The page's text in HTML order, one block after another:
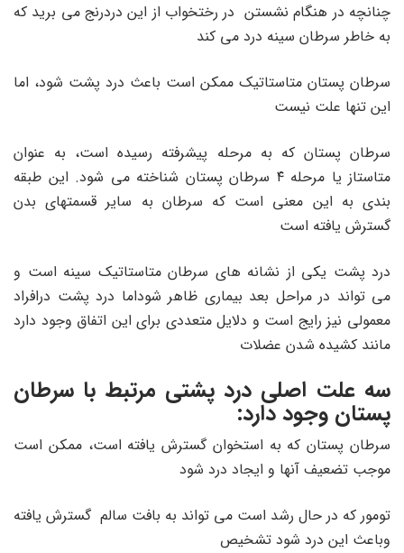
چنانچه در هنگام نشستن در رختخواب از این دردرنج می برید که
به خاطر سرطان سینه درد می کند
سرطان پستان متاستاتیک ممکن است باعث درد پشت شود، اما
این تنها علت نیست
سرطان پستان که به مرحله پیشرفته رسیده است، به عنوان
متاستاز یا مرحله ۴ سرطان پستان شناخته می شود. این طبقه
بندی به این معنی است که سرطان به سایر قسمتهای بدن
گسترش یافته است
درد پشت یکی از نشانه های سرطان متاستاتیک سینه است و
می تواند در مراحل بعد بیماری ظاهر شوداما درد پشت درافراد
معمولی نیز رایج است و دلایل متعددی برای این اتفاق وجود دارد
مانند کشیده شدن عضلات
سه علت اصلی درد پشتی مرتبط با سرطان
پستان وجود دارد:
سرطان پستان که به استخوان گسترش یافته است، ممکن است
موجب تضعیف آنها و ایجاد درد شود
تومور که در حال رشد است می تواند به بافت سالم گسترش یافته
وباعث این درد شود تشخیص